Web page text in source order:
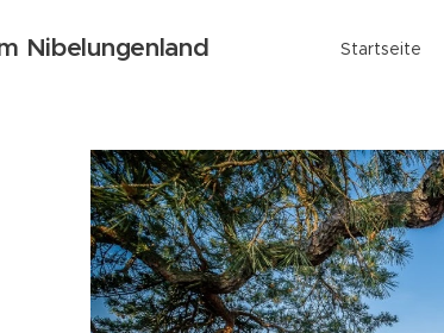
Nibelungenland Startseite